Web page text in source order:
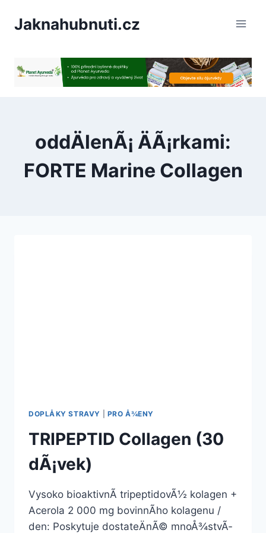
Jaknahubnuti.cz
oddÄlenÃ¡ ÄÃ¡rkami:
FORTE Marine Collagen
DOPLÅKY STRAVY PRO Å¾ENY
TRIPEPTID Collagen (30
dÃ¡vek)
Vysoko bioaktivnÃ­ tripeptidovÃ½ kolagen +
Acerola 2 000 mg bovinnÃ­ho kolagenu /
den: Poskytuje dostateÄnÃ© mnoÅ¾stvÃ­